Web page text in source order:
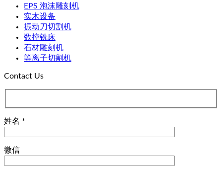
EPS 泡沫雕刻机
实木设备
振动刀切割机
数控铣床
石材雕刻机
等离子切割机
Contact Us
姓名 *
微信